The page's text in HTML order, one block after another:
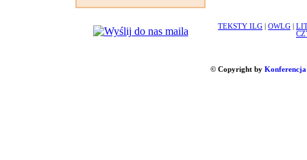
TEKSTY ILG OWLG
© Copyright by Konferencja